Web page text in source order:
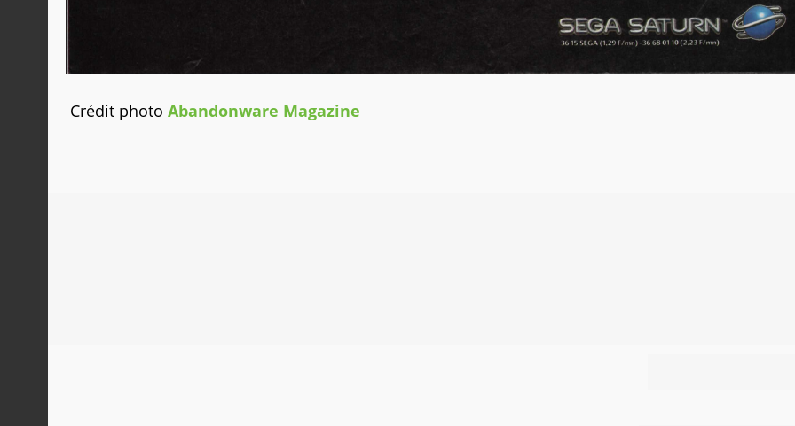
Crédit photo Abandonware Magazine